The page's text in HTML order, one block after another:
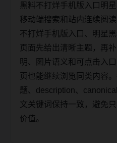
黑料不打烊手机版入口明
移动端搜索和站内连续阅
不打烊手机版入口、明星
页面先给出清晰主题，再
明、图片语义和可点击入
页也能继续浏览同类内容
题、description、
文关键词保持一致，避免
价值。